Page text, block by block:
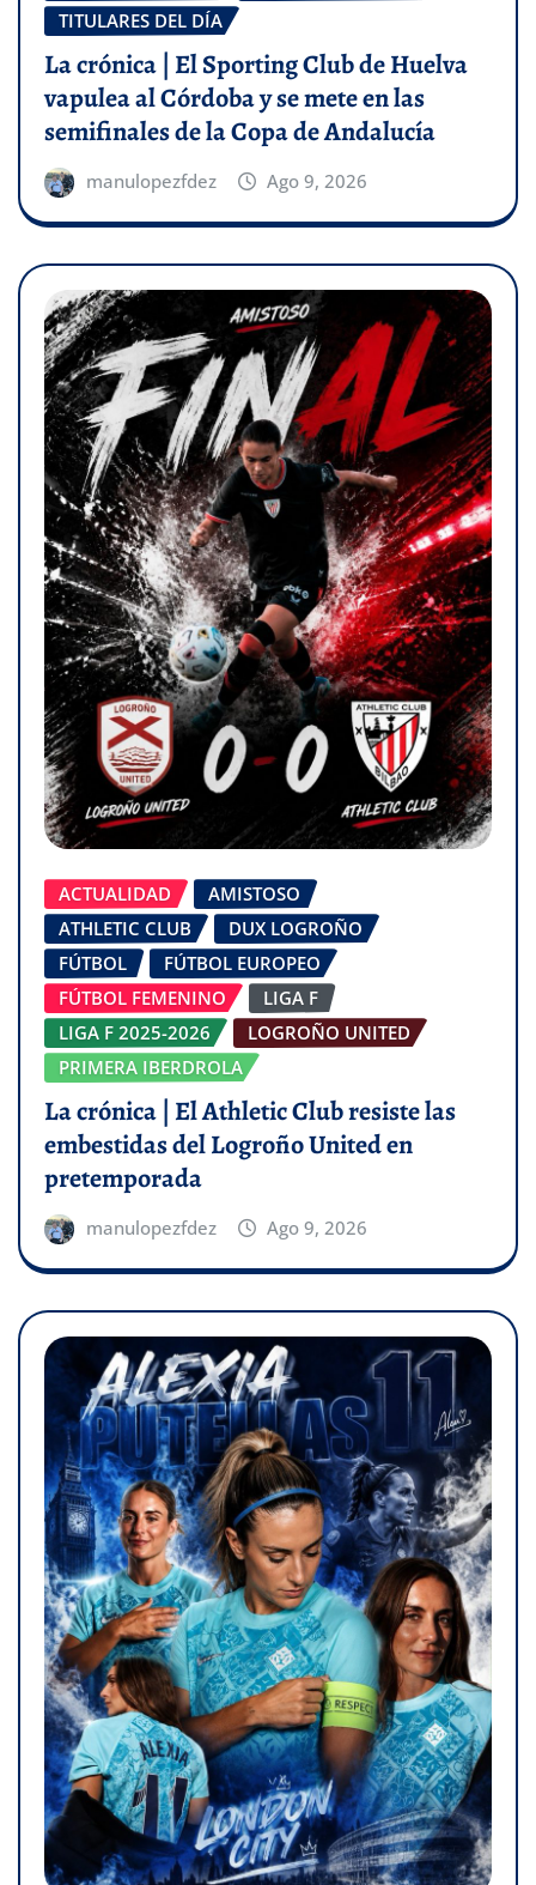
TITULARES DEL DÍA
La crónica | El Sporting Club de Huelva
vapulea al Córdoba y se mete en las
semifinales de la Copa de Andalucía
manulopezfdez Ago 9, 2026
ACTUALIDAD
AMISTOSO
ATHLETIC CLUB
DUX LOGROÑO
FÚTBOL
FÚTBOL EUROPEO
FÚTBOL FEMENINO
LIGA F
LIGA F 2025-2026
LOGROÑO UNITED
PRIMERA IBERDROLA
La crónica | El Athletic Club resiste las
embestidas del Logroño United en
pretemporada
manulopezfdez Ago 9, 2026